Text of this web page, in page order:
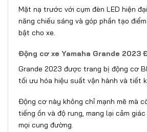
Mặt nạ trước với cụm đèn LED hiện
năng chiếu sáng và góp phần tạo
bật cho xe.
Động cơ xe Yamaha Grande 2023
Grande 2023 được trang bị động cơ
tối ưu hóa hiệu suất vận hành và tiết
Động cơ này không chỉ mạnh mẽ mà
tiếng ồn và độ rung, mang lại cảm
mọi cung đường.